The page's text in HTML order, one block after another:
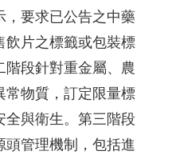
，要求已公告之中藥
飲片之標籤或包裝標
段針對重金屬、農
常物質，訂定限量標
全與衛生。第三階段
頭管理機制，包括進